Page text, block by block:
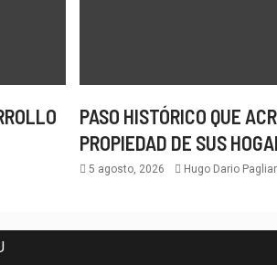
PASO HISTÓRICO QUE
PROPIEDAD DE SUS
5 agosto, 2026 Hugo Dario